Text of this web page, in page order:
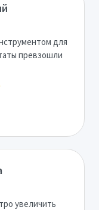
для
превзошли
увеличить